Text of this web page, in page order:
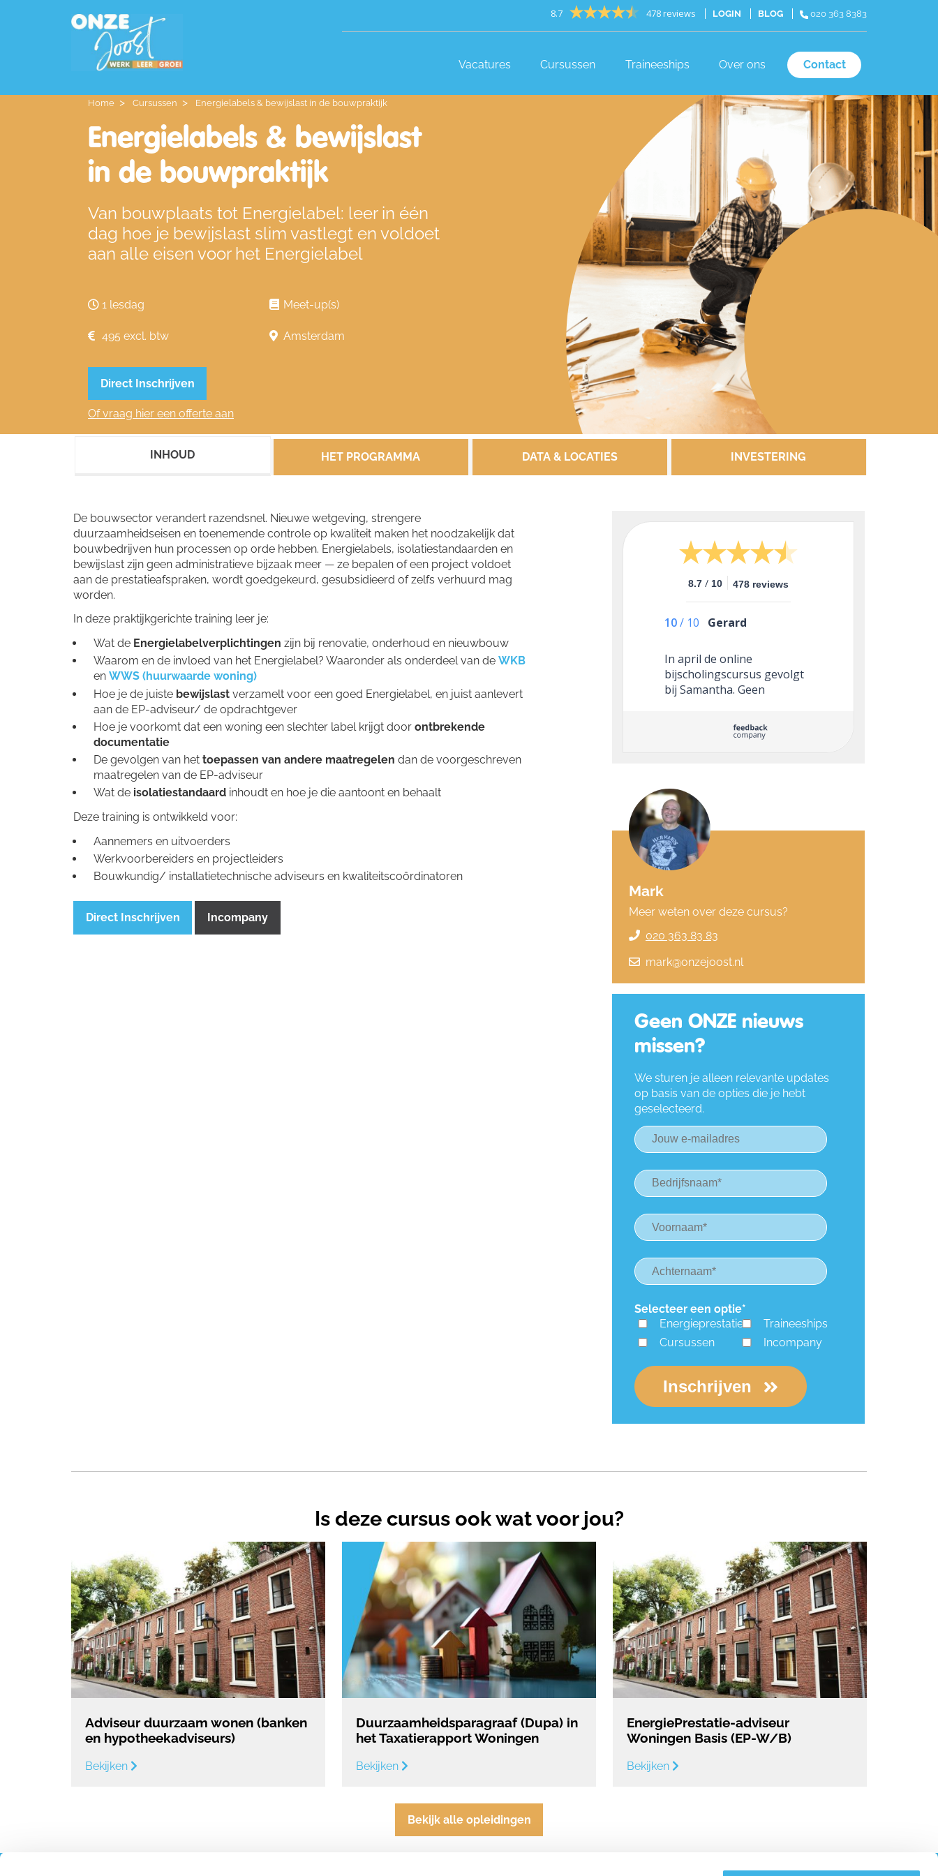
8.7 478 reviews LOGIN BLOG 020 363 8383
Vacatures Cursussen Traineeships Over ons Contact
Home Cursussen Energielabels & bewijslast in de bouwpraktijk
Energielabels & bewijslast
in de bouwpraktijk
Van bouwplaats tot Energielabel: leer in één
dag hoe je bewijslast slim vastlegt en voldoet
aan alle eisen voor het Energielabel
1 lesdag Meet-up(s)
495 excl. btw Amsterdam
Direct Inschrijven
Of vraag hier een offerte aan
INHOUD HET PROGRAMMA DATA & LOCATIES INVESTERING
De bouwsector verandert razendsnel. Nieuwe wetgeving, strengere
duurzaamheidseisen en toenemende controle op kwaliteit maken het noodzakelijk dat
bouwbedrijven hun processen op orde hebben. Energielabels, isolatiestandaarden en
bewijslast zijn geen administratieve bijzaak meer — ze bepalen of een project voldoet
aan de prestatieafspraken, wordt goedgekeurd, gesubsidieerd of zelfs verhuurd mag
worden.
In deze praktijkgerichte training leer je:
Wat de Energielabelverplichtingen zijn bij renovatie, onderhoud en nieuwbouw
Waarom en de invloed van het Energielabel? Waaronder als onderdeel van de WKB
en WWS (huurwaarde woning)
Hoe je de juiste bewijslastverzamelt voor een goed Energielabel, en juist aanlevert
aan de EP-adviseur/ de opdrachtgever
Hoe je voorkomt dat een woning een slechter label krijgt door ontbrekende
documentatie
De gevolgen van het toepassen van andere maatregelen dan de voorgeschreven
maatregelen van de EP-adviseur
Wat de isolatiestandaardinhoudt en hoe je die aantoont en behaalt
Deze training is ontwikkeld voor:
Aannemers en uitvoerders
Werkvoorbereiders en projectleiders
Bouwkundig/ installatietechnische adviseurs en kwaliteitscoördinatoren
Direct Inschrijven Incompany
8.7 / 10 478 reviews
10/ 10 Gerard
In april de online
bijscholingscursus gevolgt
bij Samantha. Geen
interactie met Samantha.
Mark
Meer weten over deze cursus?
020 363 83 83
mark@onzejoost.nl
Geen ONZE nieuws
missen?
We sturen je alleen relevante updates
op basis van de opties die je hebt
geselecteerd.
Selecteer een optie*
Energieprestatie
Traineeships
Cursussen
Incompany
Inschrijven
Is deze cursus ook wat voor jou?
Adviseur duurzaam wonen (banken
en hypotheekadviseurs)
Bekijken
Duurzaamheidsparagraaf (Dupa) in
het Taxatierapport Woningen
Bekijken
EnergiePrestatie-adviseur
Woningen Basis (EP-W/B)
Bekijken
Bekijk alle opleidingen